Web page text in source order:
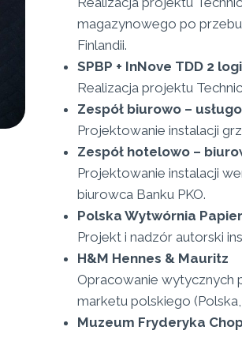
magazynowego po
Finlandii.
SPBP + InNove TDD 2
Realizacja projektu
Zespół biurowo –
Projektowanie instalacji
Zespół hotelowo –
Projektowanie instalacji
biurowca Banku PKO.
Polska Wytwórnia
Projekt i nadzór autorski
H&M Hennes & Mauritz
Opracowanie wytycznych
marketu polskiego
Muzeum Fryderyka